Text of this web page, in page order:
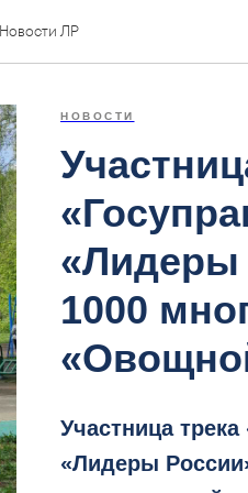
Новости ЛР
НОВОСТИ
«Лидеры
1000
Участница трека
«Лидеры